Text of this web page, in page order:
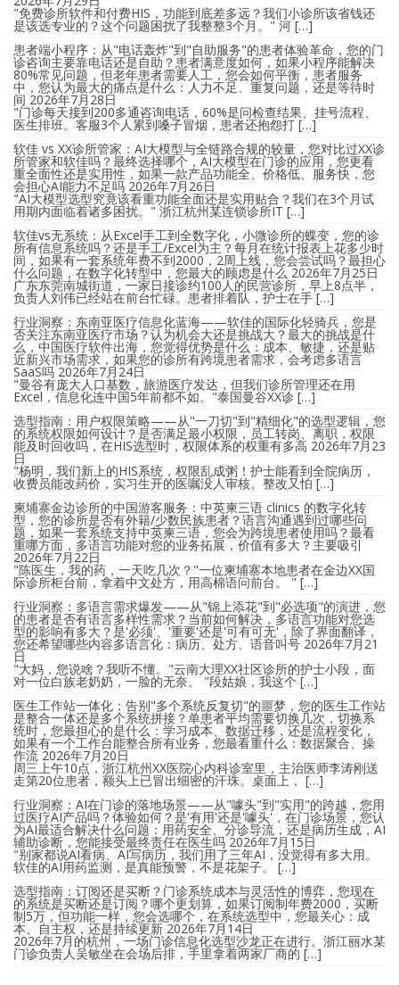
"免费诊所软件和付费HIS，功能到底差多远？我们小诊所该省钱还
是该选专业的？这个问题困扰了我整整3个月。" 河 […]
患者端小程序：从"电话轰炸"到"自助服务"的患者体验革命，您的门
诊咨询主要靠电话还是自助？患者满意度如何，如果小程序能解决
80%常见问题，但老年患者需要人工，您会如何平衡，患者服务
中，您认为最大的痛点是什么：人力不足、重复问题，还是等待时
间 2026年7月28日
"门诊每天接到200多通咨询电话，60%是问检查结果、挂号流程、
医生排班。客服3个人累到嗓子冒烟，患者还抱怨打 […]
软佳 vs XX诊所管家：AI大模型与全链路合规的较量，您对比过XX诊
所管家和软佳吗？最终选择哪个，AI大模型在门诊的应用，您更看
重全面性还是实用性，如果一款产品功能全、价格低、服务快，您
会担心AI能力不足吗 2026年7月26日
"AI大模型选型究竟该看重功能全面还是实用贴合？我们在3个月试
用期内面临着诸多困扰。" 浙江杭州某连锁诊所IT […]
软佳vs无系统：从Excel手工到全数字化，小微诊所的蝶变，您的诊
所有信息系统吗？还是手工/Excel为主？每月在统计报表上花多少时
间，如果有一套系统年费不到2000，2周上线，您会尝试吗？最担心
什么问题，在数字化转型中，您最大的顾虑是什么 2026年7月25日
广东东莞南城街道，一家日接诊约100人的民营诊所，早上8点半，
负责人刘伟已经站在前台忙碌。患者排着队，护士在手 […]
行业洞察：东南亚医疗信息化蓝海——软佳的国际化轻骑兵，您是
否关注东南亚医疗市场？认为机会大还是挑战大？最大的挑战是什
么，中国医疗软件出海，您觉得优势是什么：成本、敏捷，还是贴
近新兴市场需求，如果您的诊所有跨境患者需求，会考虑多语言
SaaS吗 2026年7月24日
"曼谷有庞大人口基数，旅游医疗发达，但我们诊所管理还在用
Excel，信息化连中国5年前都不如。"泰国曼谷XX诊 […]
选型指南：用户权限策略——从"一刀切"到"精细化"的选型逻辑，您
的系统权限如何设计？是否满足最小权限，员工转岗、离职，权限
能及时回收吗，在HIS选型时，权限体系的权重有多高 2026年7月23
日
"杨明，我们新上的HIS系统，权限乱成粥！护士能看到全院病历，
收费员能改药价，实习生开的医嘱没人审核。整改又怕 […]
柬埔寨金边诊所的中国游客服务：中英柬三语 clinics 的数字化转
型，您的诊所是否有外籍/少数民族患者？语言沟通遇到过哪些问
题，如果一套系统支持中英柬三语，您会为跨境患者使用吗？最看
重哪方面，多语言功能对您的业务拓展，价值有多大？主要吸引
2026年7月22日
"陈医生，我的药，一天吃几次？"一位柬埔寨本地患者在金边XX国
际诊所柜台前，拿着中文处方，用高棉语问前台。 " […]
行业洞察：多语言需求爆发——从"锦上添花"到"必选项"的演进，您
的患者是否有语言多样性需求？当前如何解决，多语言功能对您选
型的影响有多大？是'必须'、'重要'还是'可有可无'，除了界面翻译，
您还希望哪些内容多语言化：病历、处方、语音叫号 2026年7月21
日
"大妈，您说啥？我听不懂。"云南大理XX社区诊所的护士小段，面
对一位白族老奶奶，一脸的无奈。 "段姑娘，我这个 […]
医生工作站一体化：告别"多个系统反复切"的噩梦，您的医生工作站
是整合一体还是多个系统拼接？单患者平均需要切换几次，切换系
统时，您最担心的是什么：学习成本、数据迁移，还是流程变化，
如果有一个工作台能整合所有业务，您最看重什么：数据聚合、操
作流 2026年7月20日
周三上午10点，浙江杭州XX医院心内科诊室里，主治医师李涛刚送
走第20位患者，额头上已冒出细密的汗珠。桌面上， […]
行业洞察：AI在门诊的落地场景——从"噱头"到"实用"的跨越，您用
过医疗AI产品吗？体验如何？是'有用'还是'噱头'，在门诊场景，您认
为AI最适合解决什么问题：用药安全、分诊导流，还是病历生成，AI
辅助诊断，您能接受最终责任在医生吗 2026年7月15日
"别家都说AI看病、AI写病历，我们用了三年AI，没觉得有多大用。
软佳的AI用药监测，是真能预警，不是花架子。 […]
选型指南：订阅还是买断？门诊系统成本与灵活性的博弈，您现在
的系统是买断还是订阅？哪个更划算，如果订阅制年费2000，买断
制5万，但功能一样，您会选哪个，在系统选型中，您最关心：成
本、自主权，还是持续更新 2026年7月14日
2026年7月的杭州，一场门诊信息化选型沙龙正在进行。浙江丽水某
门诊负责人吴敏坐在会场后排，手里拿着两家厂商的 […]